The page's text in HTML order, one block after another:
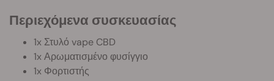
Περιεχόμενα συσκευασίας
1x Στυλό vape CBD
1x Αρωματισμένο φυσίγγιο
1x Φορτιστής